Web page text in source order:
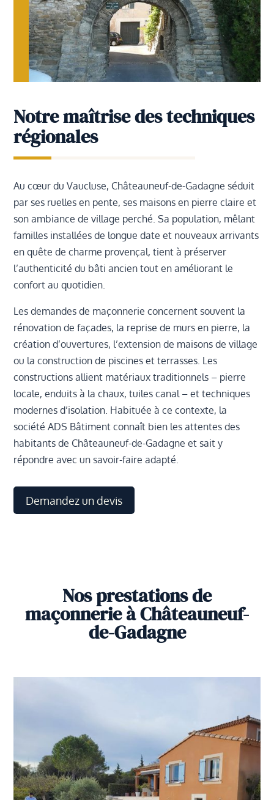
Notre maîtrise des techniques
régionales
Au cœur du Vaucluse, Châteauneuf-de-Gadagne séduit
par ses ruelles en pente, ses maisons en pierre claire et
son ambiance de village perché. Sa population, mêlant
familles installées de longue date et nouveaux arrivants
en quête de charme provençal, tient à préserver
l’authenticité du bâti ancien tout en améliorant le
confort au quotidien.
Les demandes de maçonnerie concernent souvent la
rénovation de façades, la reprise de murs en pierre, la
création d’ouvertures, l’extension de maisons de village
ou la construction de piscines et terrasses. Les
constructions allient matériaux traditionnels – pierre
locale, enduits à la chaux, tuiles canal – et techniques
modernes d’isolation. Habituée à ce contexte, la
société ADS Bâtiment connaît bien les attentes des
habitants de Châteauneuf-de-Gadagne et sait y
répondre avec un savoir-faire adapté.
Demandez un devis
Nos prestations de
maçonnerie à Châteauneuf-
de-Gadagne